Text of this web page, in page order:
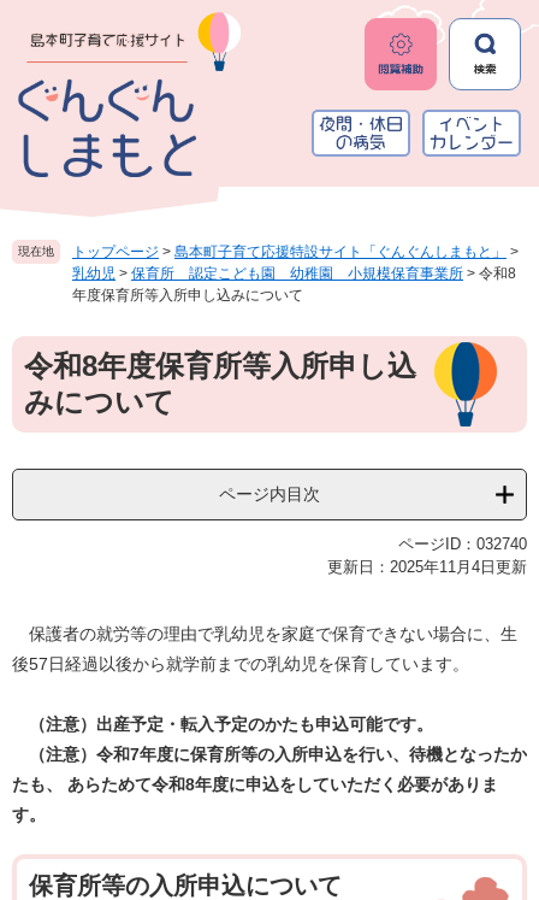
。
て
本
文
現在地 トップページ > 島本町子育て応援特設サイト「ぐんぐんしまもと」
>
乳幼児 > 保育所 認定こども園 幼稚園 小規模保育事業所 > 令和8
年度保育所等入所申し込みについて
本
文令和8年度保育所等入所申し込
みについて
ページ内目次
ページID：032740
更新日：2025年11月4日更新
保護者の就労等の理由で乳幼児を家庭で保育できない場合に、生
後57日経過以後から就学前までの乳幼児を保育しています。
（注意）出産予定・転入予定のかたも申込可能です。
（注意）令和7年度に保育所等の入所申込を行い、待機となったか
たも、 あらためて令和8年度に申込をしていただく必要がありま
す。
保育所等の入所申込について